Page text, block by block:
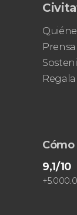
Prensa
Cómo
9,1/10
+